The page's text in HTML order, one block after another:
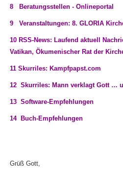
8 Beratungsstellen - Onlineportal
9 Veranstaltungen: 8. GLORIA
10 RSS-News: Laufend aktuell
Vatikan, Ökumenischer Rat der
11 Skurriles: Kampfpapst.com
12 Skurriles: Mann verklagt Gott …
13 Software-Empfehlungen
14 Buch-Empfehlungen
Grüß Gott,